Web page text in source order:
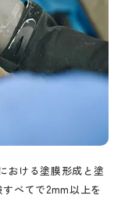
おける塗膜形成と塗
べてで2mm以上を